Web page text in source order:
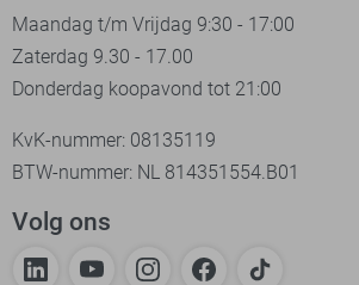
Maandag t/m Vrijdag 9:30 - 17:00
Zaterdag 9.30 - 17.00
Donderdag koopavond tot 21:00
KvK-nummer: 08135119
BTW-nummer: NL 814351554.B01
Volg ons